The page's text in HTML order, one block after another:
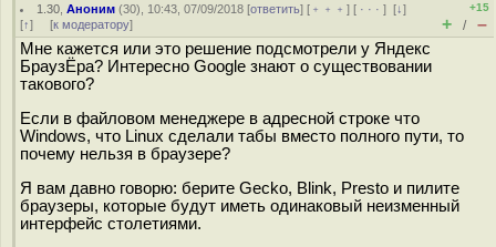
1.30 ,Аноним (30), 10:43, 07/09/2018 [ответить] [ ﹢﹢﹢] [ · · ·][↓]
[↑] [к модератору]
+15
+ / –
Мне кажется или это решение подсмотрели у Яндекс
БраузЁра? Интересно Google знают о существовании
такового?
Если в файловом менеджере в адресной строке что
Windows, что Linux сделали табы вместо полного пути, то
почему нельзя в браузере?
Я вам давно говорю: берите Gecko, Blink, Presto и пилите
браузеры, которые будут иметь одинаковый неизменный
интерфейс столетиями.